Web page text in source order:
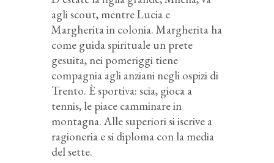
agli scout, mentre Lucia e
Margherita in colonia. Margherita ha
come guida spirituale un prete
gesuita, nei pomeriggi tiene
compagnia agli anziani negli ospizi di
Trento. È sportiva: scia, gioca a
tennis, le piace camminare in
montagna. Alle superiori si iscrive a
ragioneria e si diploma con la media
del sette.